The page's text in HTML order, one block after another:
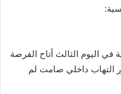
اليوم الثالث أتاح الفرصة
التهاب داخلي صامت لم